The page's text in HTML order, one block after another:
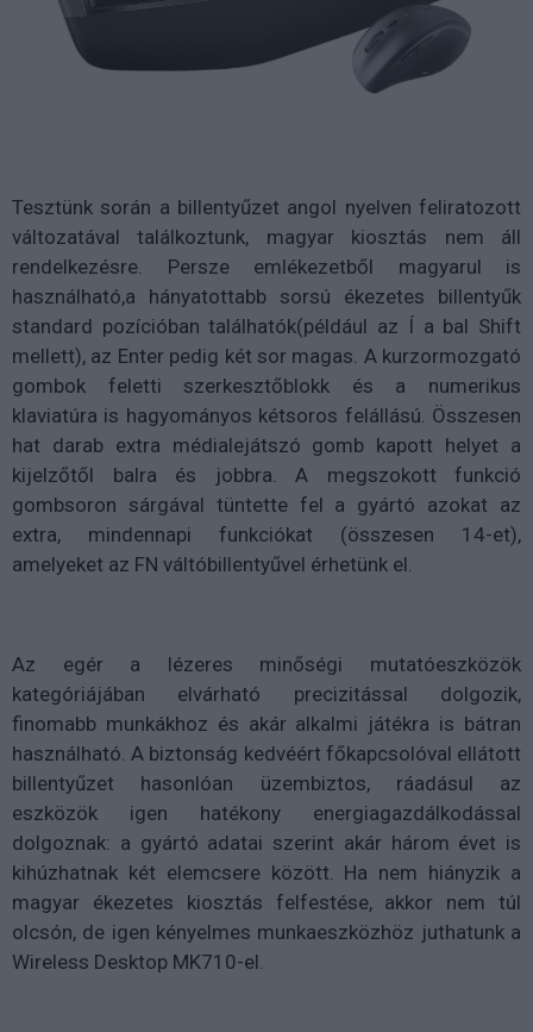
Tesztünk során a billentyűzet angol nyelven feliratozott
változatával találkoztunk, magyar kiosztás nem áll
rendelkezésre. Persze emlékezetből magyarul is
használható,a hányatottabb sorsú ékezetes billentyűk
standard pozícióban találhatók(például az Í a bal Shift
mellett), az Enter pedig két sor magas. A kurzormozgató
gombok feletti szerkesztőblokk és a numerikus
klaviatúra is hagyományos kétsoros felállású. Összesen
hat darab extra médialejátszó gomb kapott helyet a
kijelzőtől balra és jobbra. A megszokott funkció
gombsoron sárgával tüntette fel a gyártó azokat az
extra, mindennapi funkciókat (összesen 14-et),
amelyeket az FN váltóbillentyűvel érhetünk el.
Az egér a lézeres minőségi mutatóeszközök
kategóriájában elvárható precizitással dolgozik,
finomabb munkákhoz és akár alkalmi játékra is bátran
használható. A biztonság kedvéért főkapcsolóval ellátott
billentyűzet hasonlóan üzembiztos, ráadásul az
eszközök igen hatékony energiagazdálkodással
dolgoznak: a gyártó adatai szerint akár három évet is
kihúzhatnak két elemcsere között. Ha nem hiányzik a
magyar ékezetes kiosztás felfestése, akkor nem túl
olcsón, de igen kényelmes munkaeszközhöz juthatunk a
Wireless Desktop MK710-el.